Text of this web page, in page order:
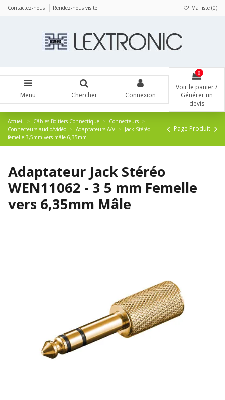
Contactez-nous Rendez-nous visite Ma liste (0)
Menu Chercher Connexion
0
Voir le panier /
Générer un
devis
Accueil Câbles Boitiers Connectique
Connecteurs
Connecteurs audio/vidéo
Adaptateurs A/V
Jack Stéréo
femelle 3,5mm vers mâle 6,35mm
Page Produit
Adaptateur Jack Stéréo
WEN11062 - 3 5 mm Femelle
vers 6,35mm Mâle
Panneau de gestion des cookies